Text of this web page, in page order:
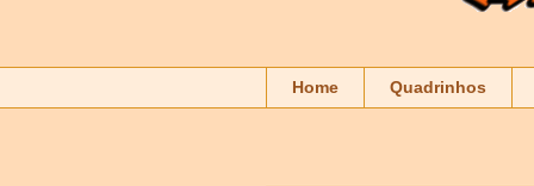
Home Quadrinhos